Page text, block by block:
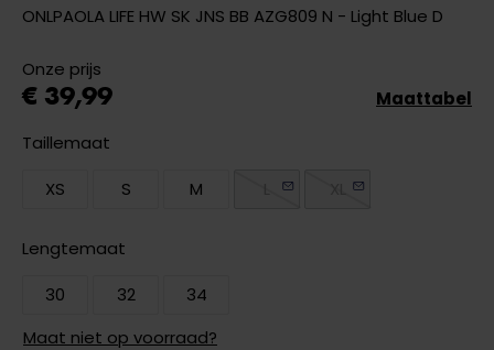
ONLPAOLA LIFE HW SK JNS BB AZG809 N - Light Blue D
Onze prijs
€ 39,99
Taillemaat
XS
S M
Lengtemaat
30
32
34
Maat niet op voorraad?
Maattabel